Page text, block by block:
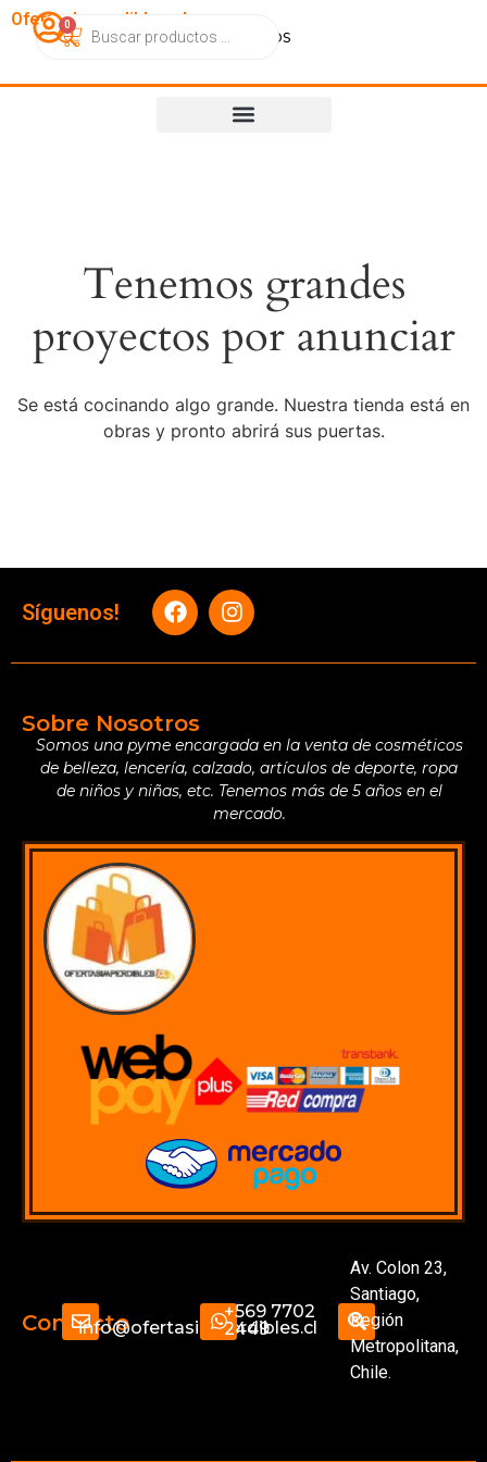
OfertasImperdibles.cl
CatálogoContactoNosotros
0
Tenemos grandes
proyectos por anunciar
Se está cocinando algo grande. Nuestra tienda está en
obras y pronto abrirá sus puertas.
Síguenos!
Sobre Nosotros
Somos una pyme encargada en la venta de cosméticos
de belleza, lencería, calzado, artículos de deporte, ropa
de niños y niñas, etc. Tenemos más de 5 años en el
mercado.
Contactoinfo@ofertasimperdibles.cl
+569 7702
2449
Av. Colon 23,
Santiago,
Región
Metropolitana,
Chile.